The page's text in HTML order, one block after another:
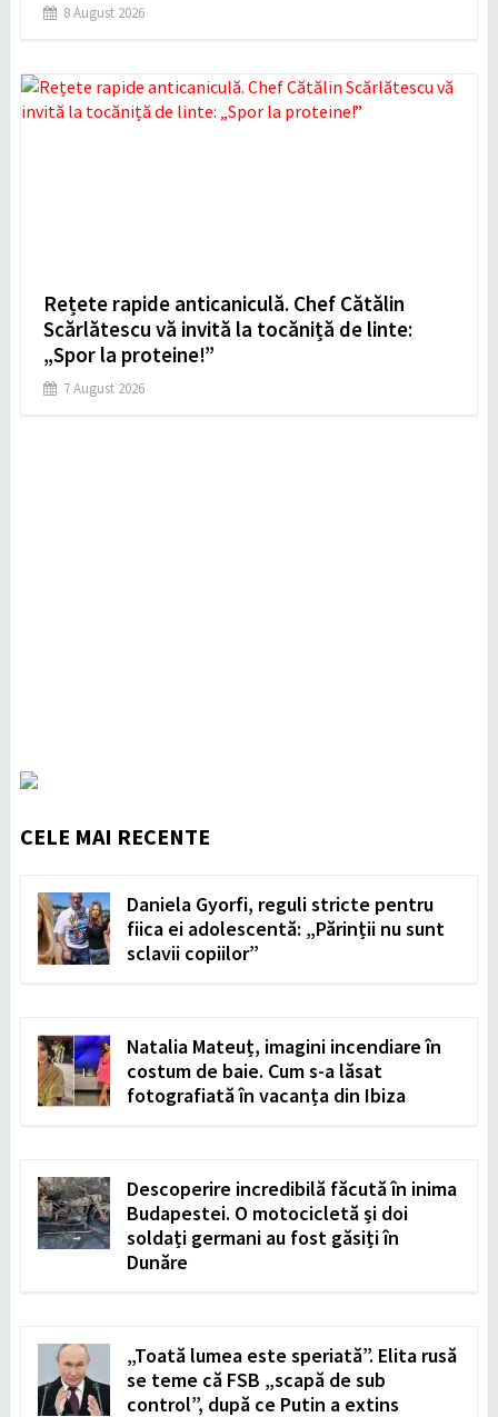
8 August 2026
Rețete rapide anticaniculă. Chef Cătălin
Scărlătescu vă invită la tocăniță de linte:
„Spor la proteine!”
7 August 2026
CELE MAI RECENTE
Daniela Gyorfi, reguli stricte pentru
fiica ei adolescentă: „Părinții nu sunt
sclavii copiilor”
Natalia Mateuț, imagini incendiare în
costum de baie. Cum s-a lăsat
fotografiată în vacanța din Ibiza
Descoperire incredibilă făcută în inima
Budapestei. O motocicletă și doi
soldați germani au fost găsiți în
Dunăre
„Toată lumea este speriată”. Elita rusă
se teme că FSB „scapă de sub
control”, după ce Putin a extins